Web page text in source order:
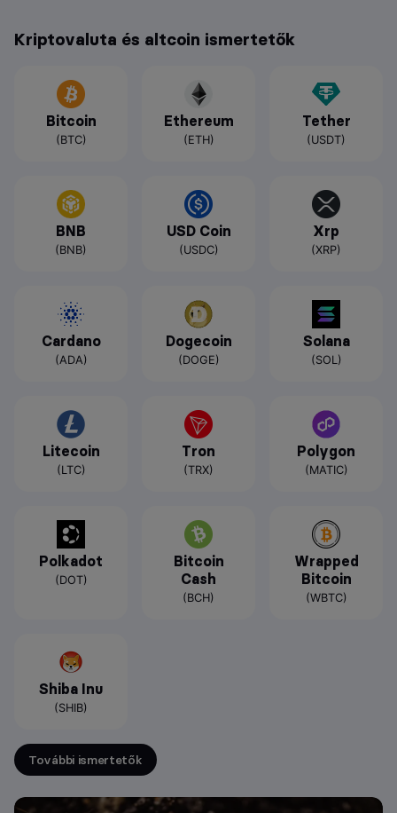
Kriptovaluta és altcoin ismertetők
Bitcoin
(BTC)
Ethereum
(ETH)
Tether
(USDT)
BNB
(BNB)
USD Coin
(USDC)
Xrp
(XRP)
Cardano
(ADA)
Dogecoin
(DOGE)
Solana
(SOL)
Litecoin
(LTC)
Tron
(TRX)
Polygon
(MATIC)
Polkadot
(DOT)
Bitcoin
Cash
(BCH)
Wrapped
Bitcoin
(WBTC)
Shiba Inu
(SHIB)
További ismertetők